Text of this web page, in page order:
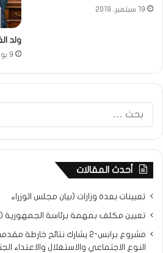
19 سبتمبر، 2019
ولد
9 يوليو، 2024
أحدث المقالات
تعيينات بعدة وزارات (بيان مجلس الوزراء
تعيين مكلف بمهمة برئاسة الجمهورية
مشروع برابس-2 يشارك نتائح
النوع الاجتماعي والاستغلال والاعتداء